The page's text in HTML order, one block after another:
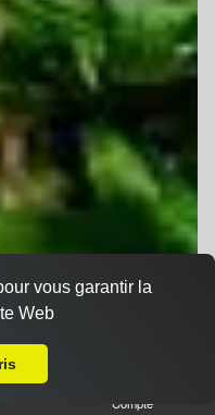
Compte
vous garantir la
Web